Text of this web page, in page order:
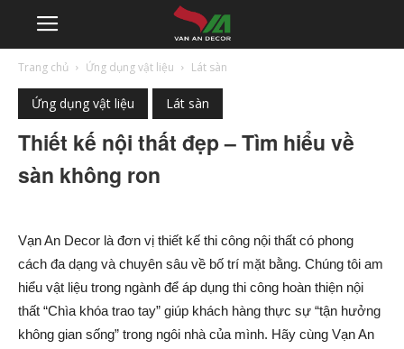
Trang chủ Ứng dụng vật liệu Lát sàn
Ứng dụng vật liệu Lát sàn
Thiết kế nội thất đẹp – Tìm hiểu về
sàn không ron
Vạn An Decor là đơn vị thiết kế thi công nội thất có phong
cách đa dạng và chuyên sâu về bố trí mặt bằng. Chúng tôi am
hiểu vật liệu trong ngành để áp dụng thi công hoàn thiện nội
thất “Chìa khóa trao tay” giúp khách hàng thực sự “tận hưởng
không gian sống” trong ngôi nhà của mình. Hãy cùng Vạn An